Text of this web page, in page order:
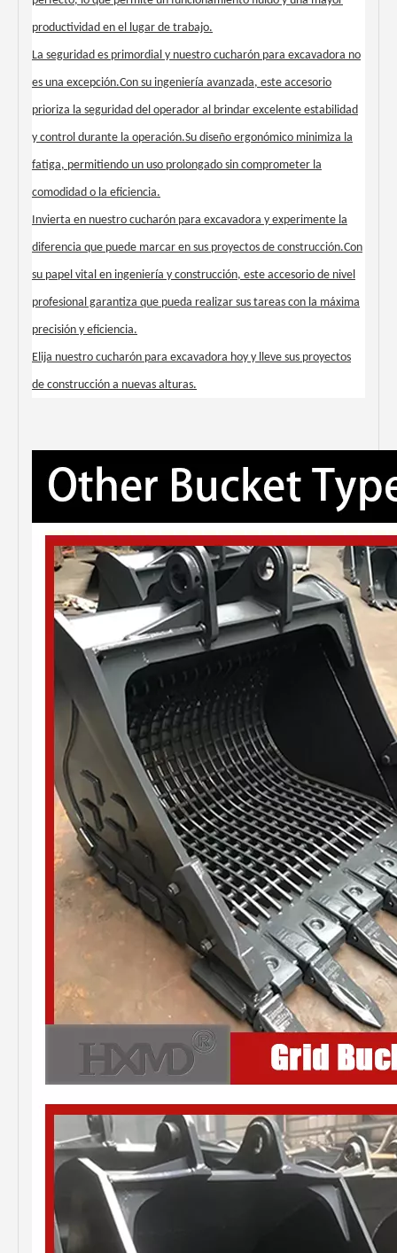
productividad en el lugar de trabajo.
La seguridad es primordial y nuestro cucharón para excavadora no
es una excepción.Con su ingeniería avanzada, este accesorio
prioriza la seguridad del operador al brindar excelente estabilidad
y control durante la operación.Su diseño ergonómico minimiza la
fatiga, permitiendo un uso prolongado sin comprometer la
comodidad o la eficiencia.
Invierta en nuestro cucharón para excavadora y experimente la
diferencia que puede marcar en sus proyectos de construcción.Con
su papel vital en ingeniería y construcción, este accesorio de nivel
profesional garantiza que pueda realizar sus tareas con la máxima
precisión y eficiencia.
Elija nuestro cucharón para excavadora hoy y lleve sus proyectos
de construcción a nuevas alturas.